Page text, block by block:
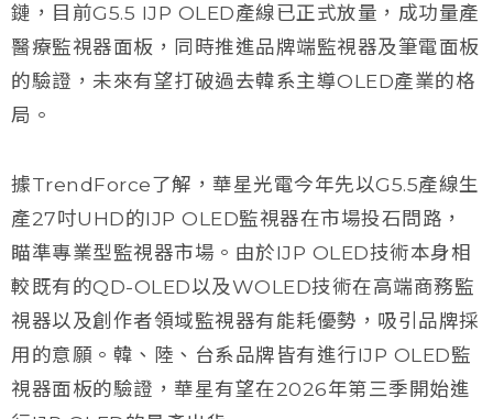
鏈，目前G5.5 IJP OLED產線已正式放量，成功量產
醫療監視器面板，同時推進品牌端監視器及筆電面板
的驗證，未來有望打破過去韓系主導OLED產業的格
局。
據TrendForce了解，華星光電今年先以G5.5產線生
產27吋UHD的IJP OLED監視器在市場投石問路，
瞄準專業型監視器市場。由於IJP OLED技術本身相
較既有的QD-OLED以及WOLED技術在高端商務監
視器以及創作者領域監視器有能耗優勢，吸引品牌採
用的意願。韓、陸、台系品牌皆有進行IJP OLED監
視器面板的驗證，華星有望在2026年第三季開始進